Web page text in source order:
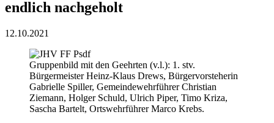
endlich nachgeholt
12.10.2021
Gruppenbild mit den Geehrten (v.l.): 1. stv.
Bürgermeister Heinz-Klaus Drews, Bürgervorsteherin
Gabrielle Spiller, Gemeindewehrführer Christian
Ziemann, Holger Schuld, Ulrich Piper, Timo Kriza,
Sascha Bartelt, Ortswehrführer Marco Krebs.